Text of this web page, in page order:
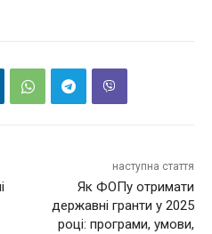
наступна стаття
Як ФОПу отримати
державні гранти у 2025
році: програми, умови,